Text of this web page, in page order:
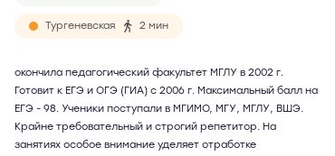
Тургеневская 2 мин
окончила педагогический факультет МГЛУ в 2002 г.
Готовит к ЕГЭ и ОГЭ (ГИА) с 2006 г. Максимальный балл на
ЕГЭ - 98. Ученики поступали в МГИМО, МГУ, МГЛУ, ВШЭ.
Крайне требовательный и строгий репетитор. На
занятиях особое внимание уделяет отработке